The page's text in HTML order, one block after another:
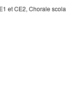
et CE2, Chorale